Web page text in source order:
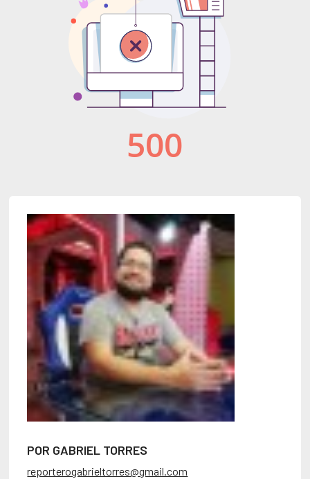
POR GABRIEL TORRES
reporterogabrieltorres@gmail.com